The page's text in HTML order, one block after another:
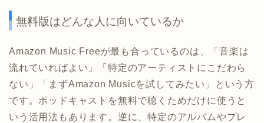
無料版はどんな人に向いているか
Amazon Music Freeが最も合っているのは、「音楽は
流れていればよい」「特定のアーティストにこだわら
ない」「まずAmazon Musicを試してみたい」という方
です。ポッドキャストを無料で聴くためだけに使うと
いう活用法もあります。逆に、特定のアルバムやプレ